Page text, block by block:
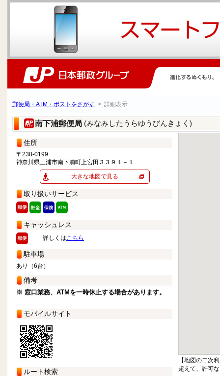
郵便局・ATM・ポストをさがす > 詳細表示
南下浦郵便局 (みなみしたうらゆうびんきょく)
住所
〒238-0199
神奈川県三浦市南下浦町上宮田３３９１－１
大きな地図で見る
取り扱いサービス
キャッシュレス
詳しくはこちら
駐車場
あり（6台）
備考
※ 窓口業務、ATMを一時休止する場合があります。
モバイルサイト
ルート検索
【地図の二次
超えて、許可